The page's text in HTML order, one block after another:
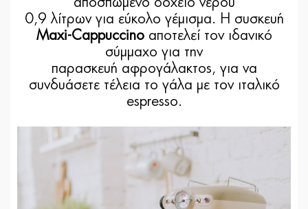
0,9 λίτρων για εύκολο γέμισμα. Η συσκευή
Maxi-Cappuccinoαποτελεί τον ιδανικό
σύμμαχο για την
παρασκευή αφρογάλακτος, για να
συνδυάσετε τέλεια το γάλα με τον ιταλικό
espresso.